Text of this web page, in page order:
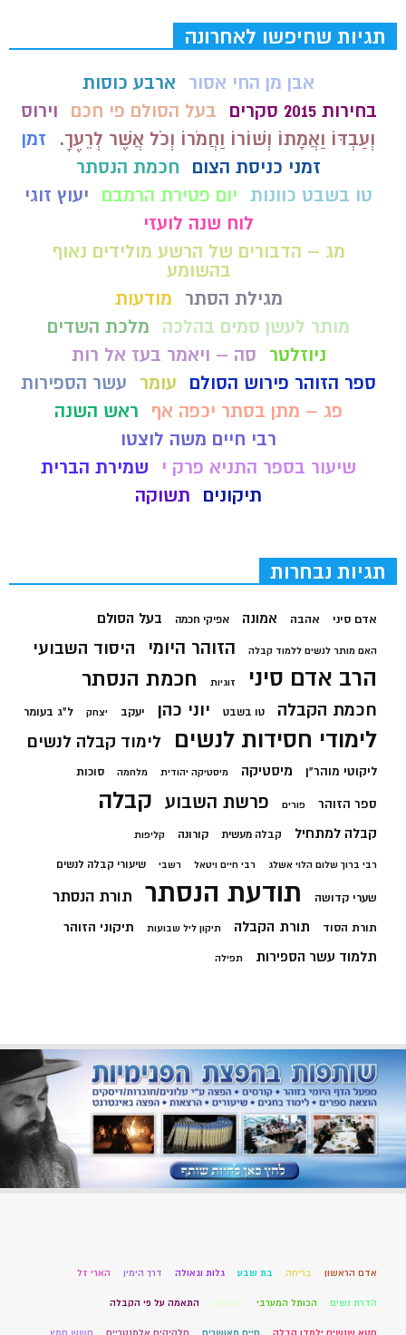
תגיות שחיפשו לאחרונה
אבן מן החי אסור
ארבע כוסות
בחירות 2015 סקרים
בעל הסולם פי חכם
וירוס
וְעַבְדּוֹ וַאֲמָתוֹ וְשׁוֹרוֹ וַחֲמֹרוֹ וְכֹל אֲשֶׁר לְרֵעֶךָ.
זמן
זמני כניסת הצום
חכמת הנסתר
טו בשבט כוונות יום פטירת הרמבם
יעוץ זוגי
לוח שנה לועזי
מג – הדבורים של הרשע מולידים נאוף
בהשומע
מגילת הסתר
מודעות
מותר לעשן סמים בהלכה
מלכת השדים
ניוזלטר
סה – ויאמר בעז אל רות
ספר הזוהר פירוש הסולם
עומר
עשר הספירות
פג – מתן בסתר יכפה אף
ראש השנה
רבי חיים משה לוצטו
שיעור בספר התניא פרק י
שמירת הברית
תיקונים
תשוקה
תגיות נבחרות
אדם סיני אהבה אמונה אפיקי חכמה בעל הסולם
האם מותר לנשים ללמוד קבלה הזוהר היומי היסוד השבועי
הרב אדם סיני זוגיות חכמת הנסתר
חכמת הקבלה טו בשבט יוני כהן יעקב יצחק ל"ג בעומר
לימודי חסידות לנשים לימוד קבלה לנשים
ליקוטי מוהר"ן מיסטיקה מיסטיקה יהודית מלחמה סוכות
ספר הזוהר פורים פרשת השבוע קבלה
קבלה למתחיל קבלה מעשית קורונה קליפות
רבי ברוך שלום הלוי אשלג רבי חיים ויטאל רשבי שיעורי קבלה לנשים
שערי קדושה תודעת הנסתר תורת הנסתר
תורת הסוד תורת הקבלה תיקון ליל שבועות תיקוני הזוהר
תלמוד עשר הספירות תפילה
אדם הראשון בריחה בת שבע גלות וגאולה דרך הימין הארי זל
הדרת נשים הכותל המערבי השפעה התאמה על פי הקבלה